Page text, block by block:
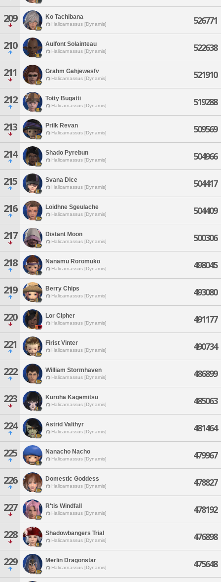
209 Ko Tachibana
Halicarnassus [Dynamis] 526771
210 Aulfont Solainteau
Halicarnassus [Dynamis] 522638
211 Grahm Gahjewesfv
Halicarnassus [Dynamis] 521910
212 Totty Bugatti
Halicarnassus [Dynamis] 519288
213 Prilk Revan
Halicarnassus [Dynamis] 509569
214 Shado Pyrebun
Halicarnassus [Dynamis] 504966
215 Svana Dice
Halicarnassus [Dynamis] 504417
216 Loidhne Sgeulache
Halicarnassus [Dynamis] 504409
217 Distant Moon
Halicarnassus [Dynamis] 500306
218 Nanamu Roromuko
Halicarnassus [Dynamis] 498045
219 Berry Chips
Halicarnassus [Dynamis] 493080
220 Lor Cipher
Halicarnassus [Dynamis] 491177
221 Firist Vinter
Halicarnassus [Dynamis] 490734
222 William Stormhaven
Halicarnassus [Dynamis] 486899
223 Kuroha Kagemitsu
Halicarnassus [Dynamis] 485063
224 Astrid Valthyr
Halicarnassus [Dynamis] 481464
225 Nanacho Nacho
Halicarnassus [Dynamis] 479967
226 Domestic Goddess
Halicarnassus [Dynamis] 478827
227 R'tis Windfall
Halicarnassus [Dynamis] 478192
228 Shadowbangers Trial
Halicarnassus [Dynamis] 476898
229 Merlin Dragonstar
Halicarnassus [Dynamis] 475648